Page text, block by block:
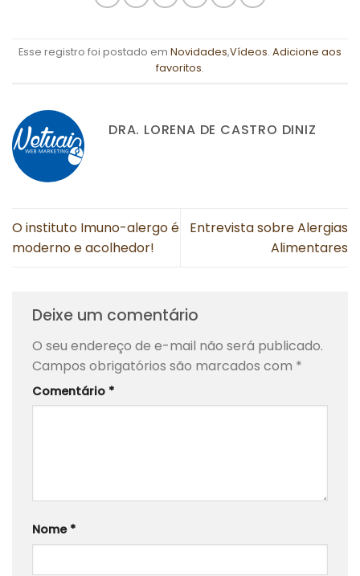
Esse registro foi postado em Novidades,Vídeos. Adicione aos
favoritos.
DRA. LORENA DE CASTRO DINIZ
O instituto Imuno-alergo é
moderno e acolhedor!
Entrevista sobre Alergias
Alimentares
Deixe um comentário
O seu endereço de e-mail não será publicado.
Campos obrigatórios são marcados com *
Comentário *
Nome *